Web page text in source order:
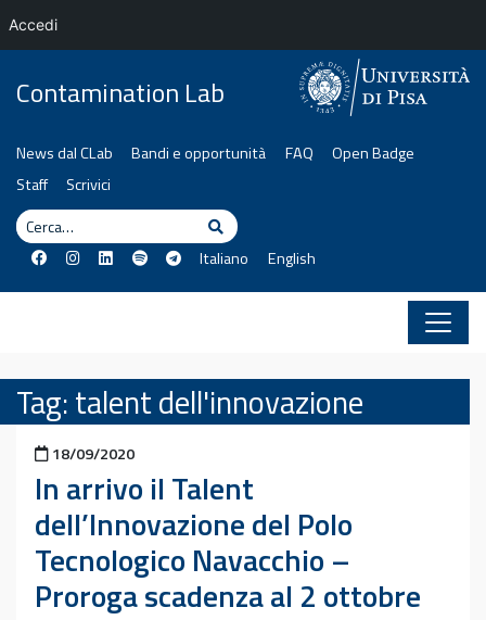
Contamination Lab
News dal CLab Bandi e opportunità FAQ
Open Badge
Staff
Scrivici
Cerca
Cerca
Italiano English
Tag:talent dell'innovazione
Pubblicato il
18/09/2020
In arrivo il Talent
dell’Innovazione del Polo
Tecnologico Navacchio –
Proroga scadenza al 2 ottobre
Accedi